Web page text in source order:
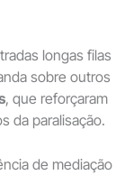
longas filas
sobre outros
, que reforçaram
da paralisação.
de mediação